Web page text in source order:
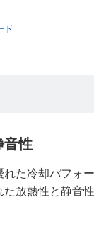
ド
音性
た冷却パフォ
放熱性と静音